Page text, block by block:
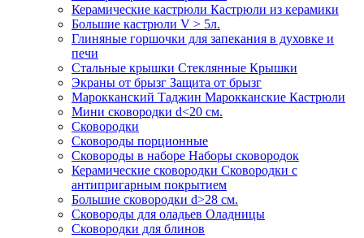
Керамические кастрюли Кастрюли из керамики
Большие кастрюли V > 5л.
Глиняные горшочки для запекания в духовке и
печи
Стальные крышки Стеклянные Крышки
Экраны от брызг Защита от брызг
Марокканский Таджин Марокканские Кастрюли
Мини сковородки d<20 см.
Сковородки
Сковороды порционные
Сковороды в наборе Наборы сковородок
Керамические сковородки Сковородки с
антипригарным покрытием
Большие сковородки d>28 см.
Сковороды для оладьев Оладницы
Сковородки для блинов